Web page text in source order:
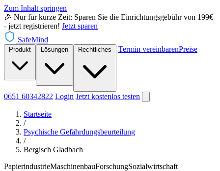
Zum Inhalt springen
🎉 Nur für kurze Zeit: Sparen Sie die Einrichtungsgebühr von 199€
- jetzt registrieren! Jetzt sparen
SafeMind
Termin vereinbarenPreise
0651 60342822 Login Jetzt kostenlos testen
Startseite
/
Psychische Gefährdungsbeurteilung
/
Bergisch Gladbach
PapierindustrieMaschinenbauForschungSozialwirtschaft